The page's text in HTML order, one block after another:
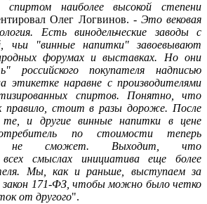
наиболее высокой степени
Олег Логвинов. - Это вековая
Есть винодельческие заводы с
чьи "винные напитки" завоевывают
форумах и выставках. Но они
российского покупателя надписью
этикетке наравне с производителями
спиртов. Понятно, что
правило, стоит в разы дороже. После
те, и другие винные напитки в цене
по стоимости теперь
не сможет. Выходит, что
смыслах инициатива еще более
Мы, как и раньше, выступаем за
закон 171-ФЗ, чтобы можно было четко
от другого".